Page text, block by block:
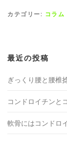
カテゴリー: コラム
最近の投稿
ぎっくり腰と腰椎
コンドロイチンと
軟骨にはコンドロ